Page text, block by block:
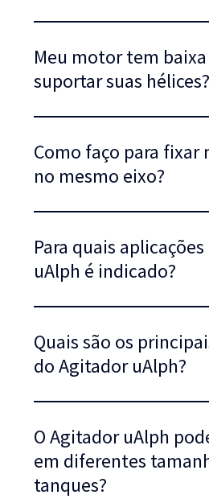
Meu motor tem
suportar suas hélices?
Como faço para fixar
no mesmo eixo?
Para quais
uAlph é indicado?
Quais são os
do Agitador uAlph?
O Agitador uAlph
em diferentes
tanques?